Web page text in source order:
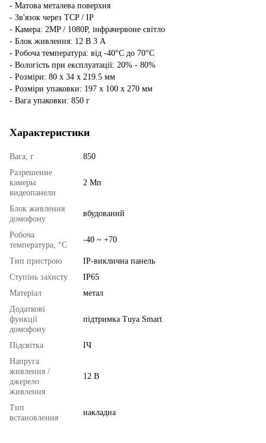
- Матова металева поверхня
- Зв'язок через TCP / IP
- Камера: 2MP / 1080P, інфрачервоне світло
- Блок живлення: 12 В 3 А
- Робоча температура: від -40°C до 70°C
- Вологість при експлуатації: 20% - 80%
- Розміри: 80 x 34 x 219.5 мм
- Розміри упаковки: 197 x 100 x 270 мм
- Вага упаковки: 850 г
Характеристики
Вага, г
850
Разрешение
камеры
видеопанели
2 Мп
Блок живлення
домофону
вбудований
Робоча
температура, °C
-40 ~ +70
Тип пристрою
IP-виклична панель
Ступінь захисту
IP65
Матеріал
метал
Додаткові
функції
домофону
підтримка Tuya Smart
Підсвітка
ІЧ
Напруга
живлення /
джерело
живлення
12 В
Тип
встановлення
накладна